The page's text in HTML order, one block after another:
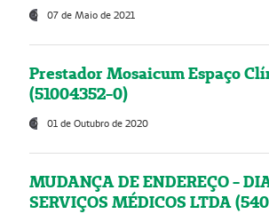
07 de Maio de 2021
Prestador Mosaicum Espaço
(51004352-0)
01 de Outubro de 2020
MUDANÇA DE ENDEREÇO -
SERVIÇOS MÉDICOS LTDA